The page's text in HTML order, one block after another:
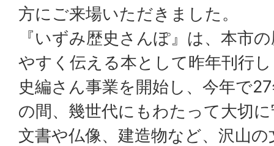
方にご来場いただきました。
『いずみ歴史さんぽ』は、本市
やすく伝える本として昨年刊行
史編さん事業を開始し、今年で
の間、幾世代にもわたって大切
文書や仏像、建造物など、沢山